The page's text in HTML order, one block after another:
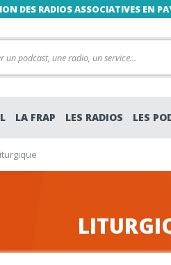
DES RADIOS ASSOCIATIVES EN
LA FRAP LES RADIOS LES